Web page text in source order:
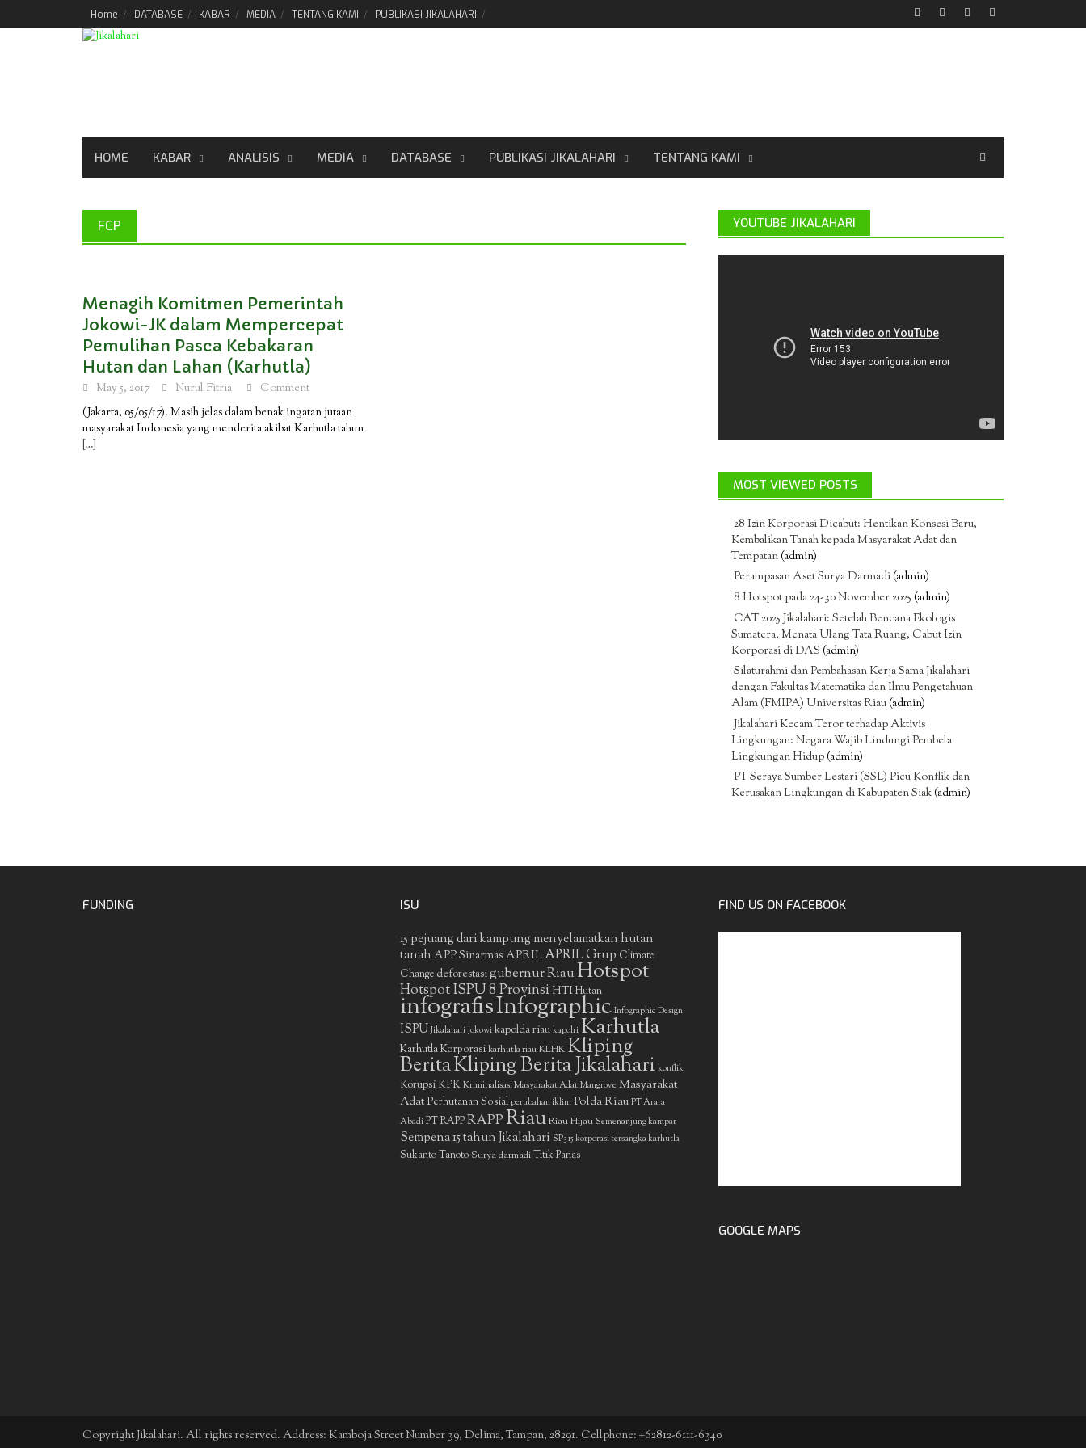
Home DATABASE KABAR MEDIA TENTANG KAMI PUBLIKASI JIKALAHARI
HOME KABAR ANALISIS MEDIA DATABASE PUBLIKASI JIKALAHARI TENTANG KAMI
FCP
Menagih Komitmen Pemerintah
Jokowi-JK dalam Mempercepat
Pemulihan Pasca Kebakaran
Hutan dan Lahan (Karhutla)
May 5, 2017 Nurul Fitria
Comment
(Jakarta, 05/05/17). Masih jelas dalam benak ingatan jutaan
masyarakat Indonesia yang menderita akibat Karhutla tahun
[…]
YOUTUBE JIKALAHARI
MOST VIEWED POSTS
28 Izin Korporasi Dicabut: Hentikan Konsesi Baru,
Kembalikan Tanah kepada Masyarakat Adat dan
Tempatan(admin)
Perampasan Aset Surya Darmadi(admin)
8 Hotspot pada 24-30 November 2025(admin)
CAT 2025 Jikalahari: Setelah Bencana Ekologis
Sumatera, Menata Ulang Tata Ruang, Cabut Izin
Korporasi di DAS (admin)
Silaturahmi dan Pembahasan Kerja Sama Jikalahari
dengan Fakultas Matematika dan Ilmu Pengetahuan
Alam (FMIPA) Universitas Riau(admin)
Jikalahari Kecam Teror terhadap Aktivis
Lingkungan: Negara Wajib Lindungi Pembela
Lingkungan Hidup(admin)
PT Seraya Sumber Lestari (SSL) Picu Konflik dan
Kerusakan Lingkungan di Kabupaten Siak(admin)
FUNDING ISU
15 pejuang dari kampung menyelamatkan hutan
tanah APP Sinarmas APRIL APRIL Grup Climate
Change deforestasigubernur RiauHotspot
Hotspot ISPU 8 ProvinsiHTIHutan
infografisInfographic Infographic Design
ISPU Jikalahari jokowi kapolda riau kapolri Karhutla
Karhutla Korporasi karhutla riau KLHKKliping
BeritaKliping Berita Jikalahari konflik
Korupsi KPK Kriminalisasi Masyarakat Adat Mangrove Masyarakat
AdatPerhutanan Sosial perubahan iklim Polda Riau PT Arara
Abadi PT RAPPRAPPRiauRiau Hijau Semenanjung kampar
Sempena 15 tahun Jikalahari SP3 15 korporasi tersangka karhutla
Sukanto Tanoto Surya darmadiTitik Panas
FIND US ON FACEBOOK
GOOGLE MAPS
Copyright Jikalahari. All rights reserved. Address: Kamboja Street Number 39, Delima, Tampan, 28291. Cellphone: +62812-6111-6340